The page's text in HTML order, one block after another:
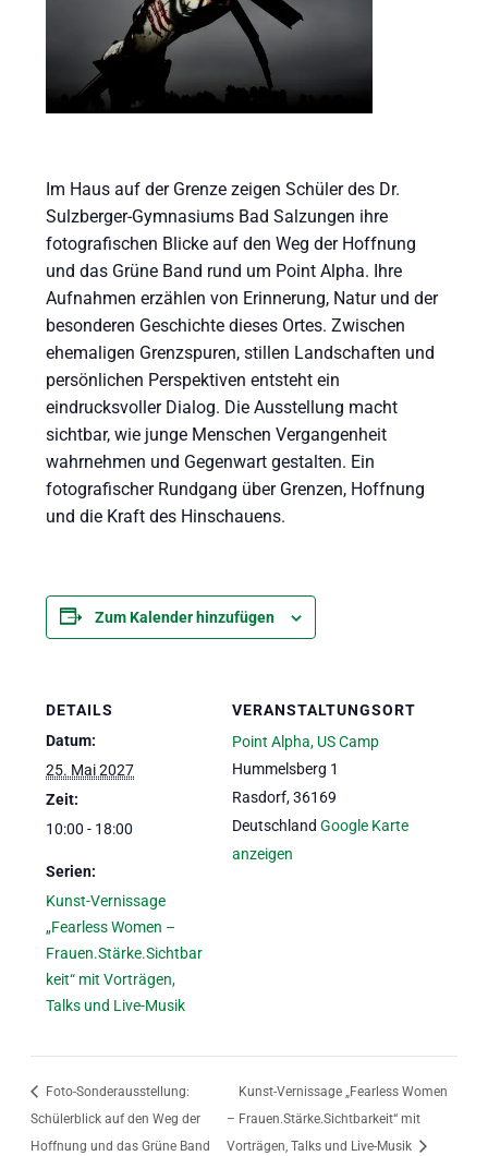
Im Haus auf der Grenze zeigen Schüler des Dr.
Sulzberger-Gymnasiums Bad Salzungen ihre
fotografischen Blicke auf den Weg der Hoffnung
und das Grüne Band rund um Point Alpha. Ihre
Aufnahmen erzählen von Erinnerung, Natur und der
besonderen Geschichte dieses Ortes. Zwischen
ehemaligen Grenzspuren, stillen Landschaften und
persönlichen Perspektiven entsteht ein
eindrucksvoller Dialog. Die Ausstellung macht
sichtbar, wie junge Menschen Vergangenheit
wahrnehmen und Gegenwart gestalten. Ein
fotografischer Rundgang über Grenzen, Hoffnung
und die Kraft des Hinschauens.
Zum Kalender hinzufügen
DETAILS
Datum:
25. Mai 2027
Zeit:
10:00 - 18:00
Serien:
Kunst-Vernissage
„Fearless Women –
Frauen.Stärke.Sichtbar
keit“ mit Vorträgen,
Talks und Live-Musik
VERANSTALTUNGSORT
Point Alpha, US Camp
Hummelsberg 1
Rasdorf, 36169
Deutschland Google Karte
anzeigen
Foto-Sonderausstellung:
Schülerblick auf den Weg der
Hoffnung und das Grüne Band
Kunst-Vernissage „Fearless Women
– Frauen.Stärke.Sichtbarkeit“ mit
Vorträgen, Talks und Live-Musik